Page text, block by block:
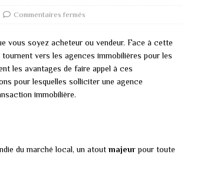
Commentaires fermés
vous soyez acheteur ou vendeur. Face à cette
vers les agences immobilières pour les
les avantages de faire appel à ces
pour lesquelles solliciter une agence
immobilière.
du marché local, un atout majeurpour toute